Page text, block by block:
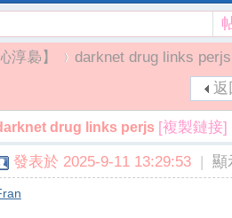
淳裊】
›
darknet drug links perjs
返
drug links perjs [複製鏈接]
發表於 2025-9-11 13:29:53 | 顯